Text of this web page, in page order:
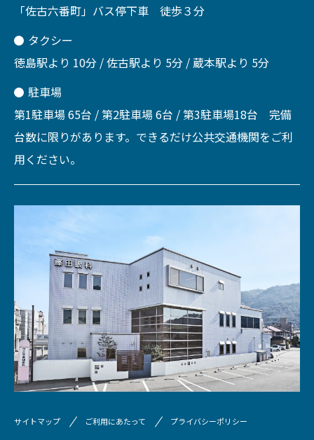
「佐古六番町」バス停下車 徒歩３分
タクシー
徳島駅より 10分 / 佐古駅より 5分 / 蔵本駅より 5分
駐車場
第1駐車場 65台 / 第2駐車場 6台 / 第3駐車場18台 完備
台数に限りがあります。できるだけ公共交通機関をご利
用ください。
サイトマップ ご利用にあたって プライバシーポリシー